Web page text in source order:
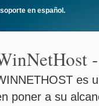
en español.
es
poner a su